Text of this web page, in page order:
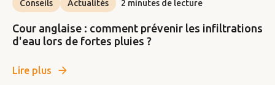
Conseils Actualités 2 minutes de lecture
Cour anglaise : comment prévenir les infiltrations
d'eau lors de fortes pluies ?
Lire plus